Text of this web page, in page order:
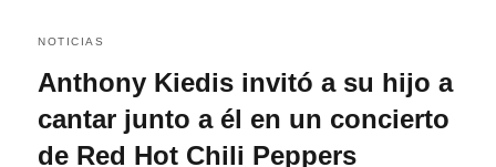
NOTICIAS
Anthony Kiedis invitó a su hijo a
cantar junto a él en un concierto
de Red Hot Chili Peppers